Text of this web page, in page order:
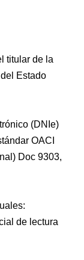
titular de la
Estado
(DNIe)
OACI
Doc 9303,
de lectura